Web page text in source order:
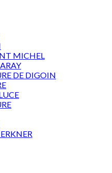
MICHEL
DE DIGOIN